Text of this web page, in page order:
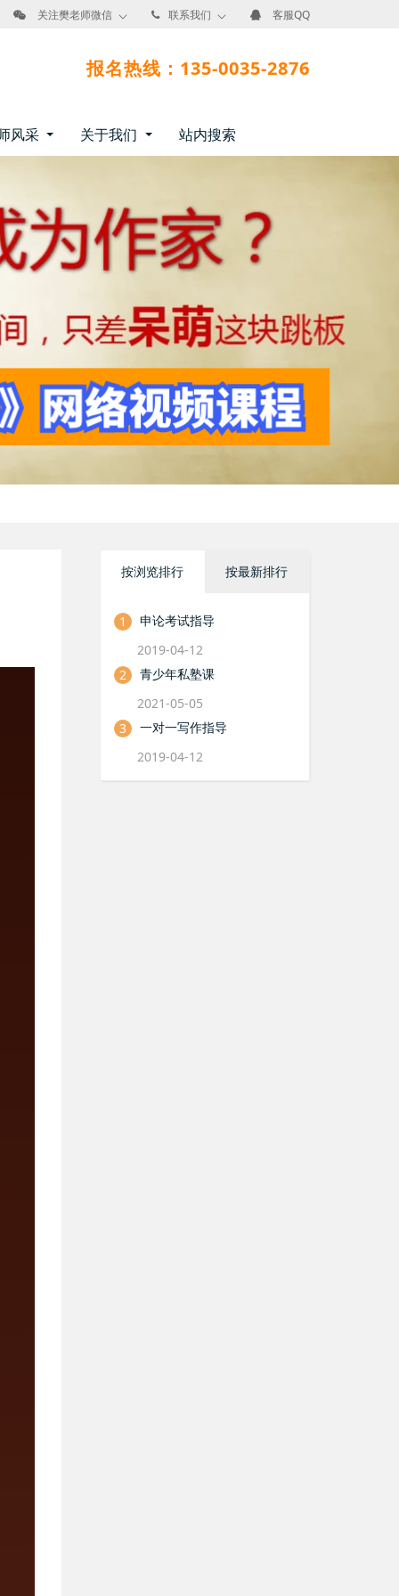
关注樊老师微信 联系我们 客服QQ
报名热线：135-0035-2876
风采 关于我们 站内搜索
按浏览排行 按最新排行
1
申论考试指导
2019-04-12
2
青少年私塾课
2021-05-05
3
一对一写作指导
2019-04-12